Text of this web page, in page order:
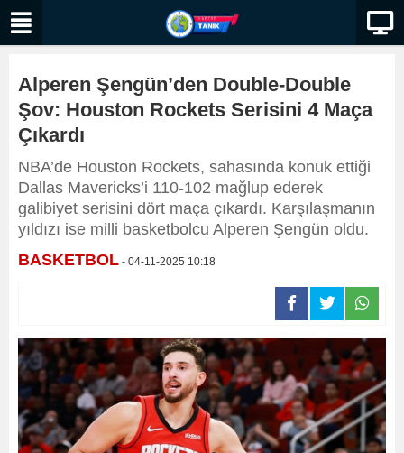
Alperen Şengün’den Double-Double
Şov: Houston Rockets Serisini 4 Maça
Çıkardı
NBA’de Houston Rockets, sahasında konuk ettiği
Dallas Mavericks’i 110-102 mağlup ederek
galibiyet serisini dört maça çıkardı. Karşılaşmanın
yıldızı ise milli basketbolcu Alperen Şengün oldu.
BASKETBOL - 04-11-2025 10:18